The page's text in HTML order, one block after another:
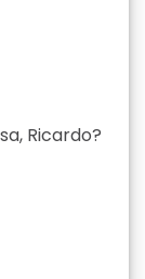
Ricardo?